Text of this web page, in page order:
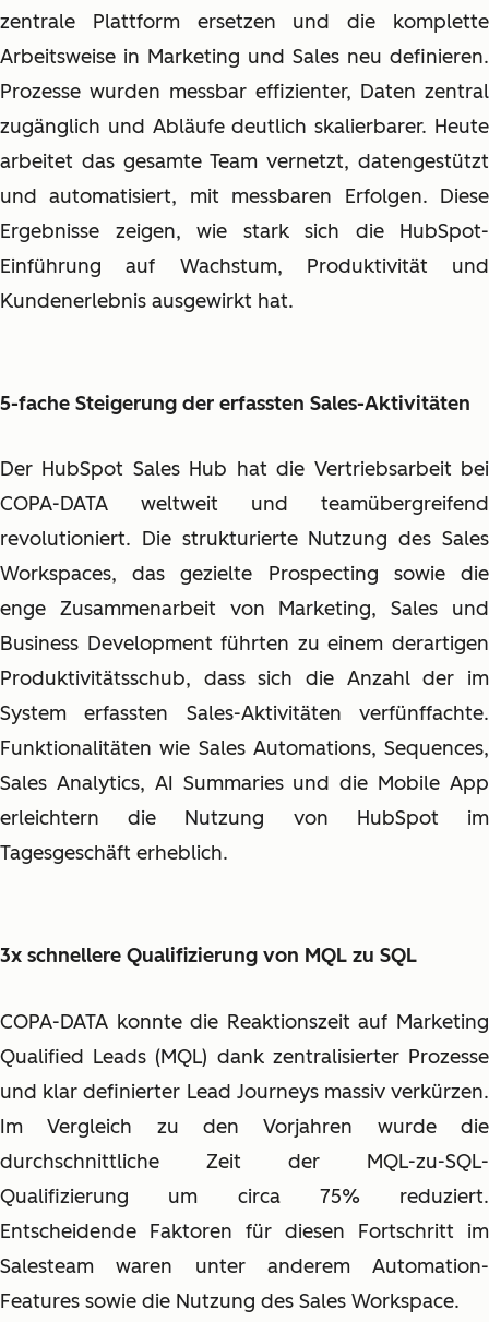
zentrale Plattform ersetzen und die komplette
Arbeitsweise in Marketing und Sales neu definieren.
Prozesse wurden messbar effizienter, Daten zentral
zugänglich und Abläufe deutlich skalierbarer. Heute
arbeitet das gesamte Team vernetzt, datengestützt
und automatisiert, mit messbaren Erfolgen. Diese
Ergebnisse zeigen, wie stark sich die HubSpot-
Einführung auf Wachstum, Produktivität und
Kundenerlebnis ausgewirkt hat.
5-fache Steigerung der erfassten Sales-Aktivitäten
Der HubSpot Sales Hub hat die Vertriebsarbeit bei
COPA-DATA weltweit und teamübergreifend
revolutioniert. Die strukturierte Nutzung des Sales
Workspaces, das gezielte Prospecting sowie die
enge Zusammenarbeit von Marketing, Sales und
Business Development führten zu einem derartigen
Produktivitätsschub, dass sich die Anzahl der im
System erfassten Sales-Aktivitäten verfünffachte.
Funktionalitäten wie Sales Automations, Sequences,
Sales Analytics, AI Summaries und die Mobile App
erleichtern die Nutzung von HubSpot im
Tagesgeschäft erheblich.
3x schnellere Qualifizierung von MQL zu SQL
COPA-DATA konnte die Reaktionszeit auf Marketing
Qualified Leads (MQL) dank zentralisierter Prozesse
und klar definierter Lead Journeys massiv verkürzen.
Im Vergleich zu den Vorjahren wurde die
durchschnittliche Zeit der MQL-zu-SQL-
Qualifizierung um circa 75% reduziert.
Entscheidende Faktoren für diesen Fortschritt im
Salesteam waren unter anderem Automation-
Features sowie die Nutzung des Sales Workspace.